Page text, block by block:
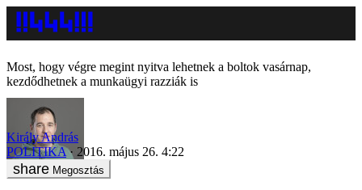
Most, hogy végre megint nyitva lehetnek a boltok vasárnap,
kezdődhetnek a munkaügyi razziák is
Király András
POLITIKA
2016. május 26. 4:22
Megosztás